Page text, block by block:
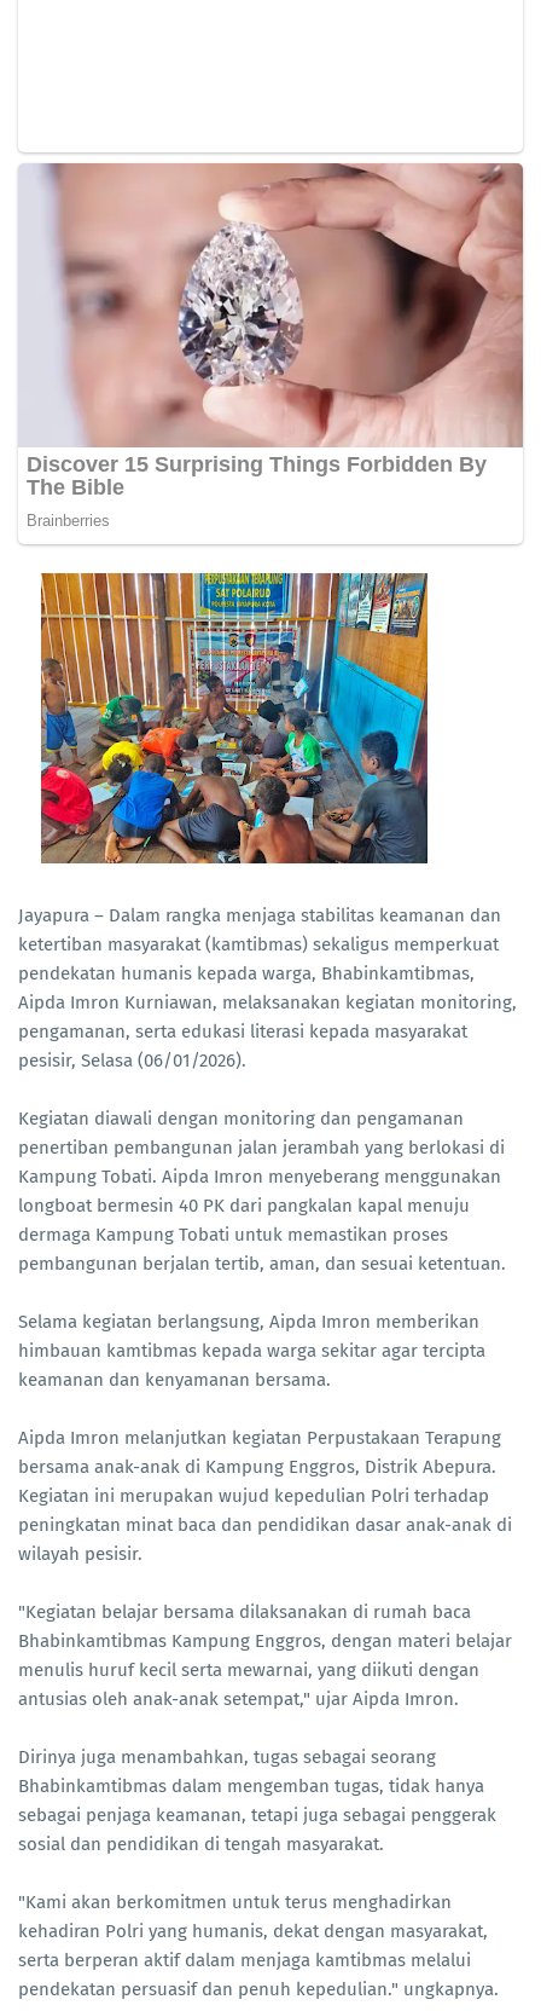
Jayapura – Dalam rangka menjaga stabilitas keamanan dan
ketertiban masyarakat (kamtibmas) sekaligus memperkuat
pendekatan humanis kepada warga, Bhabinkamtibmas,
Aipda Imron Kurniawan, melaksanakan kegiatan monitoring,
pengamanan, serta edukasi literasi kepada masyarakat
pesisir, Selasa (06/01/2026).
Kegiatan diawali dengan monitoring dan pengamanan
penertiban pembangunan jalan jerambah yang berlokasi di
Kampung Tobati. Aipda Imron menyeberang menggunakan
longboat bermesin 40 PK dari pangkalan kapal menuju
dermaga Kampung Tobati untuk memastikan proses
pembangunan berjalan tertib, aman, dan sesuai ketentuan.
Selama kegiatan berlangsung, Aipda Imron memberikan
himbauan kamtibmas kepada warga sekitar agar tercipta
keamanan dan kenyamanan bersama.
Aipda Imron melanjutkan kegiatan Perpustakaan Terapung
bersama anak-anak di Kampung Enggros, Distrik Abepura.
Kegiatan ini merupakan wujud kepedulian Polri terhadap
peningkatan minat baca dan pendidikan dasar anak-anak di
wilayah pesisir.
"Kegiatan belajar bersama dilaksanakan di rumah baca
Bhabinkamtibmas Kampung Enggros, dengan materi belajar
menulis huruf kecil serta mewarnai, yang diikuti dengan
antusias oleh anak-anak setempat," ujar Aipda Imron.
Dirinya juga menambahkan, tugas sebagai seorang
Bhabinkamtibmas dalam mengemban tugas, tidak hanya
sebagai penjaga keamanan, tetapi juga sebagai penggerak
sosial dan pendidikan di tengah masyarakat.
"Kami akan berkomitmen untuk terus menghadirkan
kehadiran Polri yang humanis, dekat dengan masyarakat,
serta berperan aktif dalam menjaga kamtibmas melalui
pendekatan persuasif dan penuh kepedulian." ungkapnya.